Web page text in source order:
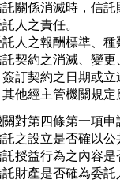
關係消滅時，信
人之責任。
託人之報酬標準、
契約之消滅、變
訂契約之日期或立
他經主管機關規定
關對第四條第一項
之設立是否確以
託授益行為之內容
託財產是否確為委